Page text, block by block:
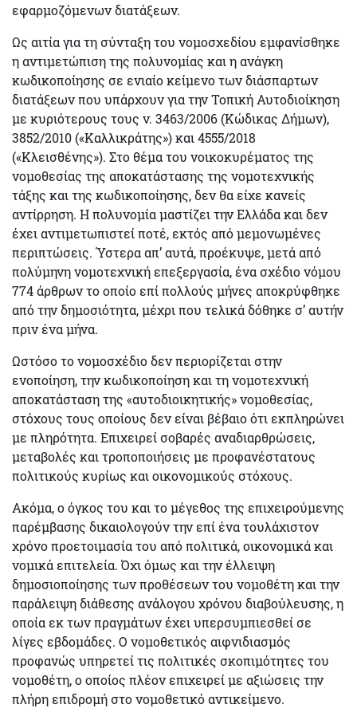
εφαρμοζόμενων διατάξεων.
Ως αιτία για τη σύνταξη του νομοσχεδίου εμφανίσθηκε
η αντιμετώπιση της πολυνομίας και η ανάγκη
κωδικοποίησης σε ενιαίο κείμενο των διάσπαρτων
διατάξεων που υπάρχουν για την Τοπική Αυτοδιοίκηση
με κυριότερους τους ν. 3463/2006 (Κώδικας Δήμων),
3852/2010 («Καλλικράτης») και 4555/2018
(«Κλεισθένης»). Στο θέμα του νοικοκυρέματος της
νομοθεσίας της αποκατάστασης της νομοτεχνικής
τάξης και της κωδικοποίησης, δεν θα είχε κανείς
αντίρρηση. Η πολυνομία μαστίζει την Ελλάδα και δεν
έχει αντιμετωπιστεί ποτέ, εκτός από μεμονωμένες
περιπτώσεις. Ύστερα απ’ αυτά, προέκυψε, μετά από
πολύμηνη νομοτεχνική επεξεργασία, ένα σχέδιο νόμου
774 άρθρων το οποίο επί πολλούς μήνες αποκρύφθηκε
από την δημοσιότητα, μέχρι που τελικά δόθηκε σ’ αυτήν
πριν ένα μήνα.
Ωστόσο το νομοσχέδιο δεν περιορίζεται στην
ενοποίηση, την κωδικοποίηση και τη νομοτεχνική
αποκατάσταση της «αυτοδιοικητικής» νομοθεσίας,
στόχους τους οποίους δεν είναι βέβαιο ότι εκπληρώνει
με πληρότητα. Επιχειρείσοβαρές αναδιαρθρώσεις,
μεταβολές και τροποποιήσεις με προφανέστατους
πολιτικούς κυρίως και οικονομικούς στόχους.
Ακόμα, ο όγκος του και το μέγεθος της επιχειρούμενης
παρέμβασης δικαιολογούν την επί ένα τουλάχιστον
χρόνο προετοιμασία του από πολιτικά, οικονομικά και
νομικά επιτελεία. Όχι όμως και την έλλειψη
δημοσιοποίησης των προθέσεων του νομοθέτη και την
παράλειψη διάθεσης ανάλογου χρόνου διαβούλευσης, η
οποία εκ των πραγμάτων έχει υπερσυμπιεσθεί σε
λίγες εβδομάδες. Ο νομοθετικός αιφνιδιασμός
προφανώς υπηρετεί τις πολιτικές σκοπιμότητες του
νομοθέτη, ο οποίος πλέον επιχειρεί με αξιώσεις την
πλήρη επιδρομή στο νομοθετικό αντικείμενο.